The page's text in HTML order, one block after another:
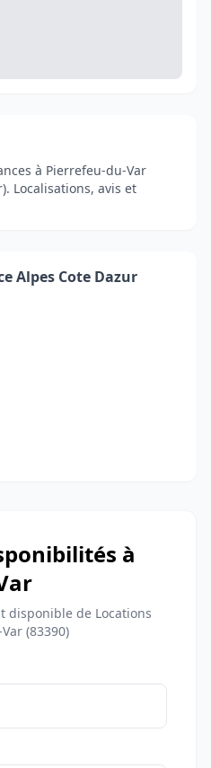
à Pierrefeu-du-Var
Localisations, avis et
Alpes Cote Dazur
à
disponible de Locations
(83390)